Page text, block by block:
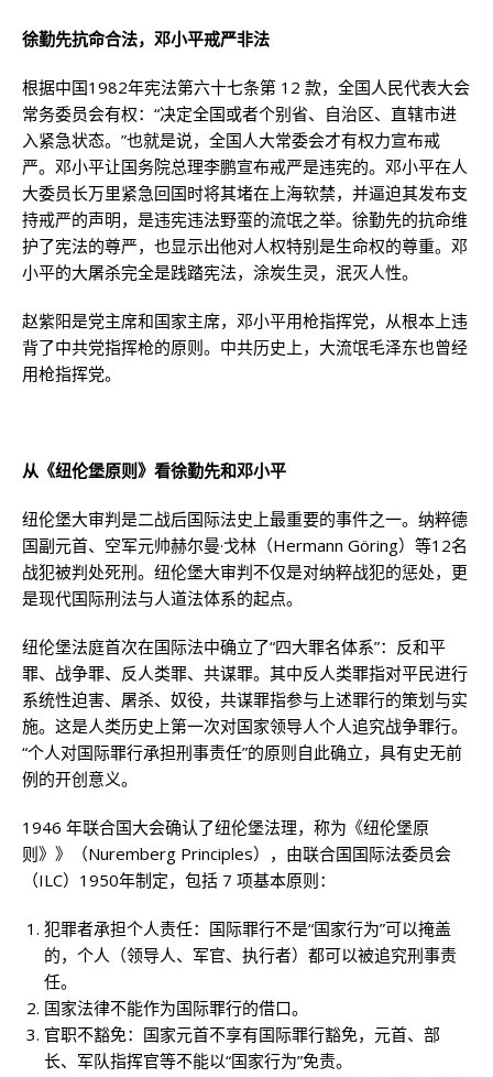
徐勤先抗命合法，邓小平戒严非法
根据中国1982年宪法第六十七条第 12 款，全国人民代表大会
常务委员会有权：“决定全国或者个别省、自治区、直辖市进
入紧急状态。”也就是说，全国人大常委会才有权力宣布戒
严。邓小平让国务院总理李鹏宣布戒严是违宪的。邓小平在人
大委员长万里紧急回国时将其堵在上海软禁，并逼迫其发布支
持戒严的声明，是违宪违法野蛮的流氓之举。徐勤先的抗命维
护了宪法的尊严，也显示出他对人权特别是生命权的尊重。邓
小平的大屠杀完全是践踏宪法，涂炭生灵，泯灭人性。
赵紫阳是党主席和国家主席，邓小平用枪指挥党，从根本上违
背了中共党指挥枪的原则。中共历史上，大流氓毛泽东也曾经
用枪指挥党。
从《纽伦堡原则》看徐勤先和邓小平
纽伦堡大审判是二战后国际法史上最重要的事件之一。纳粹德
国副元首、空军元帅赫尔曼·戈林（Hermann Göring）等12名
战犯被判处死刑。纽伦堡大审判不仅是对纳粹战犯的惩处，更
是现代国际刑法与人道法体系的起点。
纽伦堡法庭首次在国际法中确立了“四大罪名体系”：反和平
罪、战争罪、反人类罪、共谋罪。其中反人类罪指对平民进行
系统性迫害、屠杀、奴役，共谋罪指参与上述罪行的策划与实
施。这是人类历史上第一次对国家领导人个人追究战争罪行。
“个人对国际罪行承担刑事责任”的原则自此确立，具有史无前
例的开创意义。
1946 年联合国大会确认了纽伦堡法理，称为《纽伦堡原
则》》（Nuremberg Principles），由联合国国际法委员会
（ILC）1950年制定，包括 7 项基本原则：
犯罪者承担个人责任：国际罪行不是“国家行为”可以掩盖
的，个人（领导人、军官、执行者）都可以被追究刑事责
任。
国家法律不能作为国际罪行的借口。
官职不豁免：国家元首不享有国际罪行豁免，元首、部
长、军队指挥官等不能以“国家行为”免责。